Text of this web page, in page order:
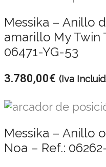
Messika – Anillo
amarillo My Twin
06471-YG-53
3.780,00€ (Iva
Messika – Anillo
Noa – Ref.: